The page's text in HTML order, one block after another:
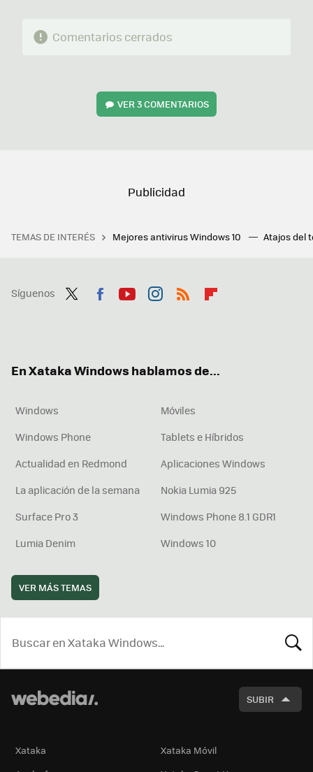
Comentarios cerrados
VER3 COMENTARIOS
TEMAS DE INTERÉS Mejores antivirus Windows 10 Atajos del
Síguenos
En Xataka Windows hablamos de...
Windows
Móviles
Windows Phone
Tablets e Híbridos
Actualidad en Redmond
Aplicaciones Windows
La aplicación de la semana
Nokia Lumia 925
Surface Pro 3
Windows Phone 8.1 GDR1
Lumia Denim
Windows 10
VER MÁS TEMAS
SUBIR
Xataka
Xataka Móvil